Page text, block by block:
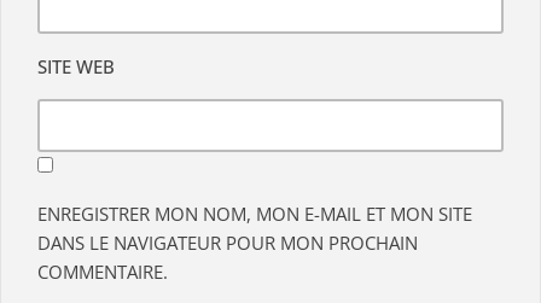
SITE WEB
ENREGISTRER MON NOM, MON E-MAIL ET MON SITE
DANS LE NAVIGATEUR POUR MON PROCHAIN
COMMENTAIRE.